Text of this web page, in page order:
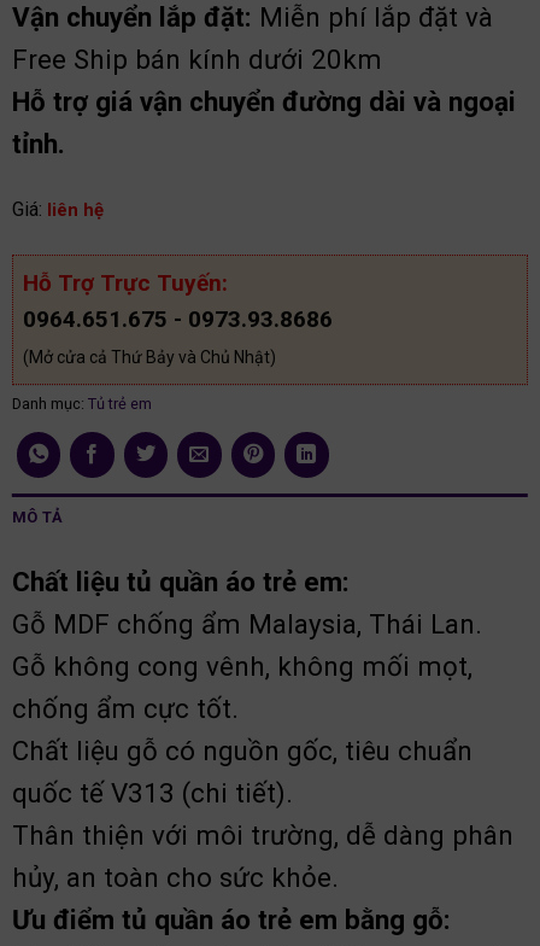
Vận chuyển lắp đặt: Miễn phí lắp đặt và
Free Ship bán kính dưới 20km
Hỗ trợ giá vận chuyển đường dài và ngoại
tỉnh.
Giá: liên hệ
Hỗ Trợ Trực Tuyến:
0964.651.675 - 0973.93.8686
(Mở cửa cả Thứ Bảy và Chủ Nhật)
Danh mục: Tủ trẻ em
MÔ TẢ
Chất liệu tủ quần áo trẻ em:
Gỗ MDF chống ẩm Malaysia, Thái Lan.
Gỗ không cong vênh, không mối mọt,
chống ẩm cực tốt.
Chất liệu gỗ có nguồn gốc, tiêu chuẩn
quốc tế V313 (chi tiết).
Thân thiện với môi trường, dễ dàng phân
hủy, an toàn cho sức khỏe.
Ưu điểm tủ quần áo trẻ em bằng gỗ: